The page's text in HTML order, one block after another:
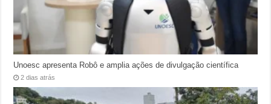
Unoesc apresenta Robô e amplia ações de divulgação científica
2 dias atrás